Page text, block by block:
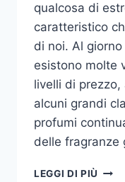
qualcosa di
caratteristico
di noi. Al giorno
esistono molte
livelli di
alcuni grandi
profumi
delle fragranze
LEGGI DI PIÙ